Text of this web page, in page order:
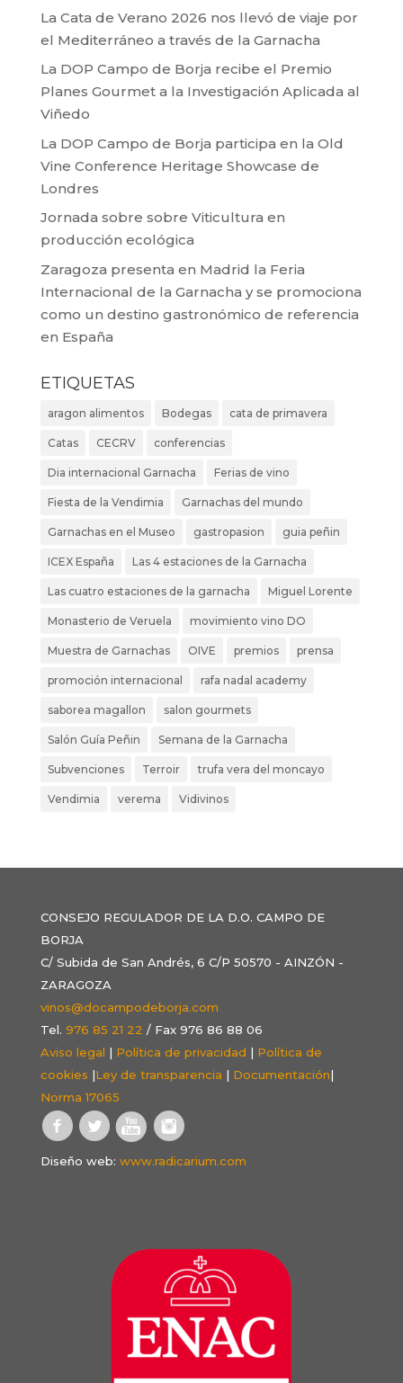
La Cata de Verano 2026 nos llevó de viaje por
el Mediterráneo a través de la Garnacha
La DOP Campo de Borja recibe el Premio
Planes Gourmet a la Investigación Aplicada al
Viñedo
La DOP Campo de Borja participa en la Old
Vine Conference Heritage Showcase de
Londres
Jornada sobre sobre Viticultura en
producción ecológica
Zaragoza presenta en Madrid la Feria
Internacional de la Garnacha y se promociona
como un destino gastronómico de referencia
en España
ETIQUETAS
aragon alimentos Bodegas cata de primavera
Catas CECRV conferencias
Dia internacional Garnacha Ferias de vino
Fiesta de la Vendimia Garnachas del mundo
Garnachas en el Museo gastropasion guia peñin
ICEX España Las 4 estaciones de la Garnacha
Las cuatro estaciones de la garnacha Miguel Lorente
Monasterio de Veruela movimiento vino DO
Muestra de Garnachas OIVE premios prensa
promoción internacional rafa nadal academy
saborea magallon salon gourmets
Salón Guía Peñin Semana de la Garnacha
Subvenciones Terroir trufa vera del moncayo
Vendimia verema Vidivinos
CONSEJO REGULADOR DE LA D.O. CAMPO DE
BORJA
C/ Subida de San Andrés, 6 C/P 50570 - AINZÓN -
ZARAGOZA
vinos@docampodeborja.com
Tel. 976 85 21 22 / Fax 976 86 88 06
Aviso legal | Política de privacidad | Política de
cookies |Ley de transparencia | Documentación|
Norma 17065
Diseño web: www.radicarium.com